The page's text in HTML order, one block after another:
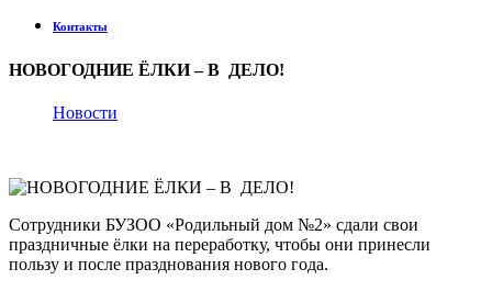
Контакты
НОВОГОДНИЕ ЁЛКИ – В ДЕЛО!
Новости
Сотрудники БУЗОО «Родильный дом №2» сдали свои
праздничные ёлки на переработку, чтобы они принесли
пользу и после празднования нового года.